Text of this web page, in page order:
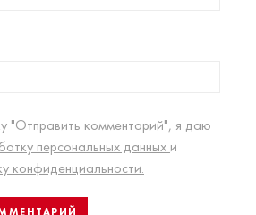
"Отправить комментарий", я даю
персональных данных и
конфиденциальности.